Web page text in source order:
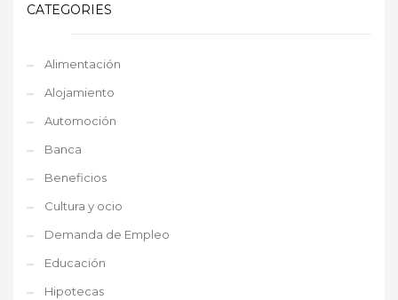
CATEGORIES
Alimentación
Alojamiento
Automoción
Banca
Beneficios
Cultura y ocio
Demanda de Empleo
Educación
Hipotecas